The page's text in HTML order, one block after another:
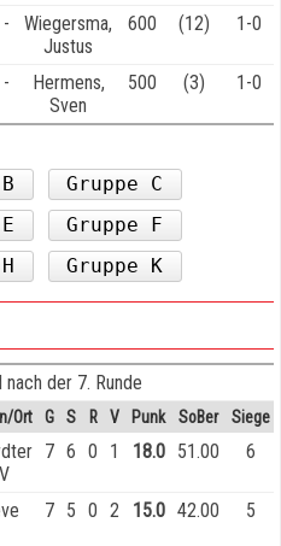
-
Wiegersma,
Justus
600 (12) 1-0
-
Hermens,
Sven
500 (3) 1-0
Gruppe C
Gruppe F
Gruppe K
nach der 7. Runde
Ort G S R V Punk SoBer Siege
7 6 0 1 18.0 51.00 6
7 5 0 2 15.0 42.00 5